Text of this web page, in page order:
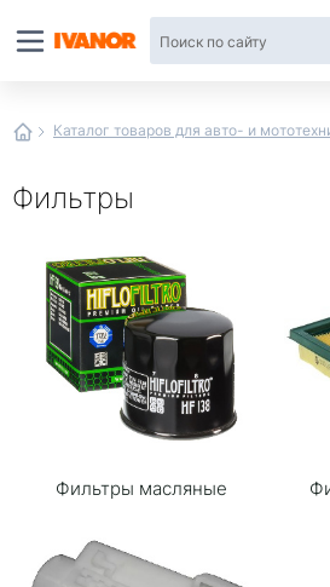
Каталог товаров для авто- и
Фильтры
Фильтры масляные
интернет-